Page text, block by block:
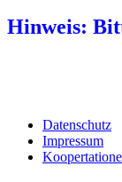
Hinweis:
Datenschutz
Impressum